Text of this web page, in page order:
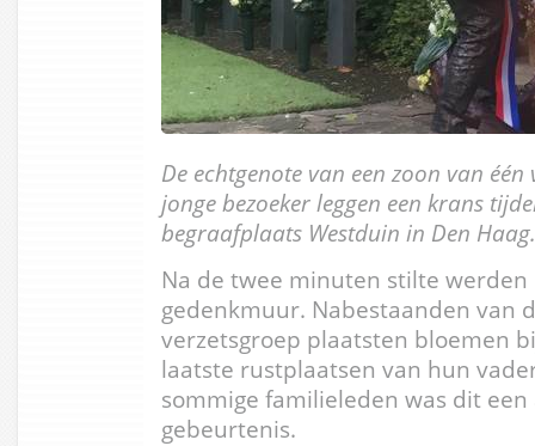
De echtgenote van een zoon van
jonge bezoeker leggen een krans
begraafplaats Westduin in Den Haag.
Na de twee minuten stilte
gedenkmuur. Nabestaanden van
verzetsgroep plaatsten bloemen
laatste rustplaatsen van hun
sommige familieleden was dit
gebeurtenis.